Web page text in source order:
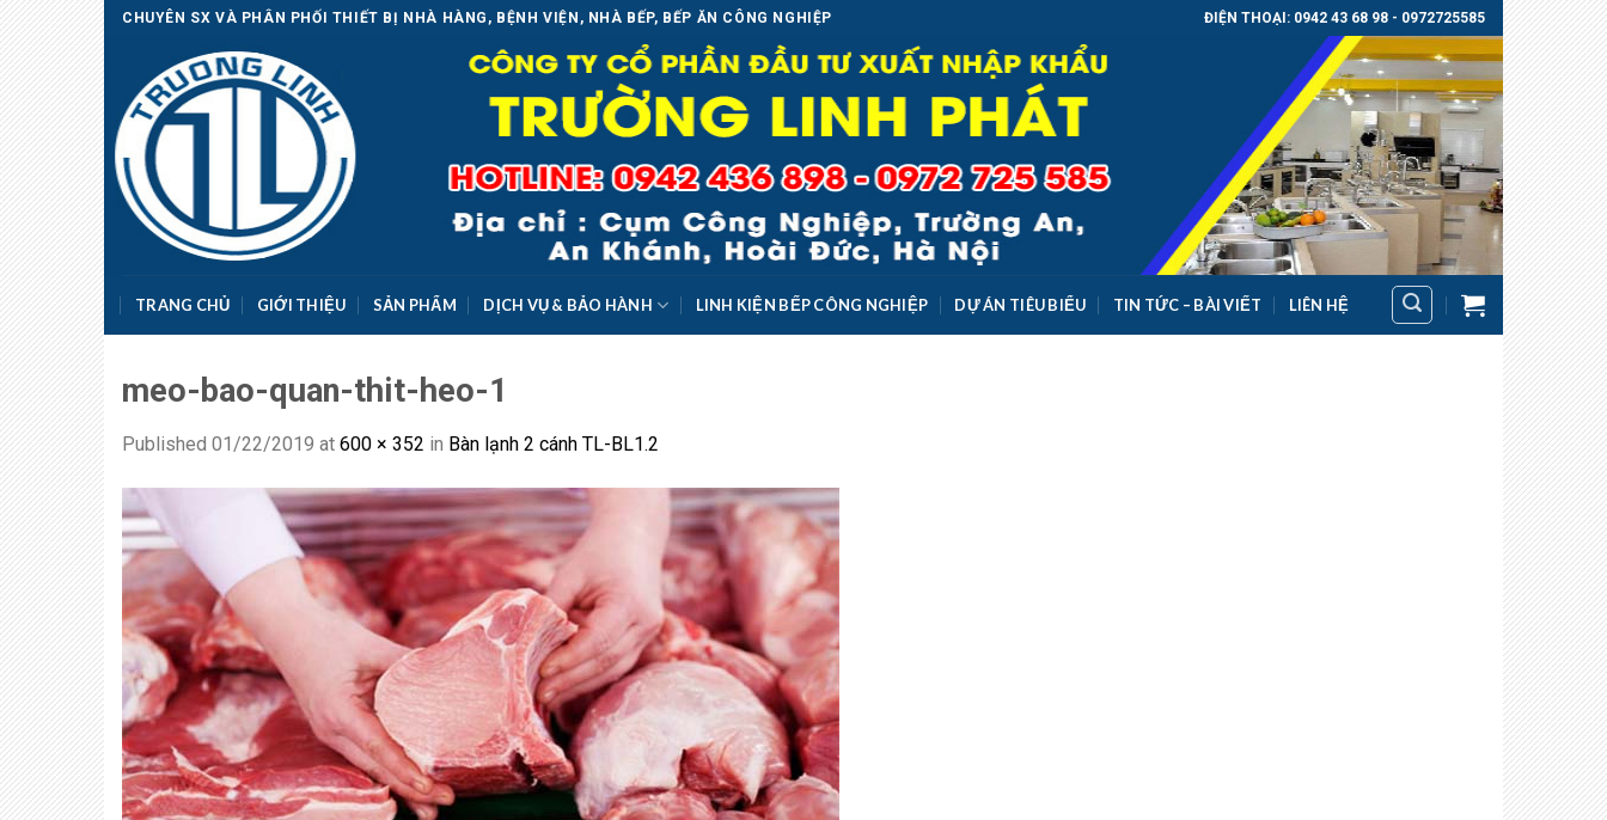
Skip
to
content
CHUYÊN SX VÀ PHÂN PHỐI THIẾT BỊ NHÀ HÀNG, BỆNH VIỆN, NHÀ BẾP, BẾP ĂN CÔNG NGHIỆP ĐIỆN THOẠI: 0942 43 68 98 - 0972725585
TRANG CHỦ GIỚI THIỆU SẢN PHẨM DỊCH VỤ & BẢO HÀNH LINH KIỆN BẾP CÔNG NGHIỆP DỰ ÁN TIÊU BIỂU TIN TỨC – BÀI VIẾT LIÊN HỆ
meo-bao-quan-thit-heo-1
Published 01/22/2019 at 600 × 352 in Bàn lạnh 2 cánh TL-BL1.2